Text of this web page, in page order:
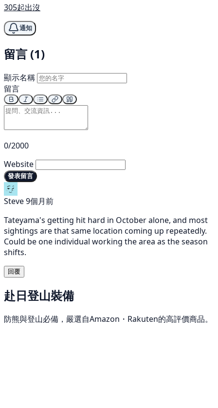
305起出沒
通知
留言 (1)
顯示名稱
留言
0/2000
Website
發表留言
Steve9個月前
Tateyama's getting hit hard in October alone, and most
sightings are that same location coming up repeatedly.
Could be one individual working the area as the season
shifts.
回覆
赴日登山裝備
防熊與登山必備，嚴選自Amazon・Rakuten的高評價商品。